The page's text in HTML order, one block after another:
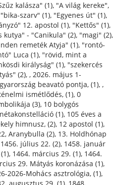
kalásza" (1), "A világ kereke",
"bika-szarv" (1), "Egyenes út" (1),
12. apostol (1), "Kettős" (1),
kutya" - "Canikula" (2), "magi" (2),
remeték Atyja" (1), "rontó-
Luca (1), "rövid, mint a
királyság" (1), "szekercés
(2), , 2026. május 1-
beavató pontja, (1), ,
ismétlődés, (1), 0
(3), 10 bolygós
(1), 105 éves a
himnusz, (2), 12 apostol (1),
Aranybulla (2), 13. Holdhónap
1456. július 22. (2), 1458. január
, 1464. március 29. (1), 1464.
29. Mátyás koronázása (1),
2026-Mohács asztrológia, (1),